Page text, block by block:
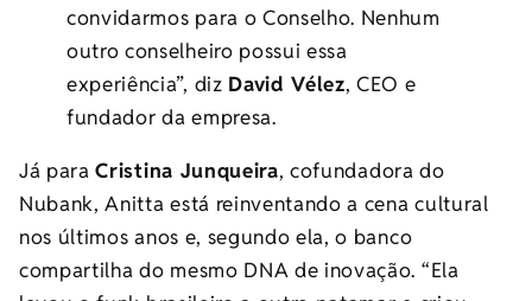
convidarmos para o Conselho. Nenhum
outro conselheiro possui essa
experiência”, diz David Vélez, CEO e
fundador da empresa.
Já paraCristina Junqueira, cofundadora do
Nubank, Anitta está reinventando a cena cultural
nos últimos anos e, segundo ela, o banco
compartilha do mesmo DNA de inovação. “Ela